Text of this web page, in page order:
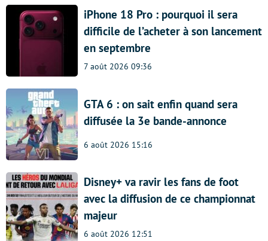
iPhone 18 Pro : pourquoi il sera
difficile de l’acheter à son lancement
en septembre
7 août 2026 09:36
GTA 6 : on sait enfin quand sera
diffusée la 3e bande-annonce
6 août 2026 15:16
Disney+ va ravir les fans de foot
avec la diffusion de ce championnat
majeur
6 août 2026 12:51